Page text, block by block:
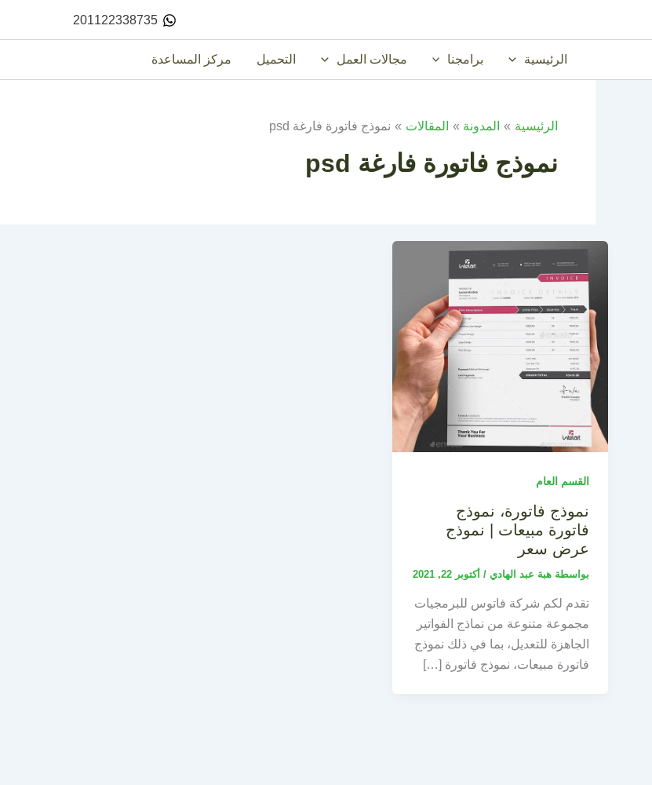
201122338735
الرئيسية برامجنا مجالات العمل التحميل مركز المساعدة
الرئيسية المدونة المقالات نموذج فاتورة فارغة psd
نموذج فاتورة فارغة psd
القسم العام
نموذج فاتورة، نموذج
فاتورة مبيعات | نموذج
عرض سعر
بواسطة هبة عبد الهادي / أكتوبر 22, 2021
تقدم لكم شركة فاتوس للبرمجيات
مجموعة متنوعة من نماذج الفواتير
الجاهزة للتعديل، بما في ذلك نموذج
فاتورة مبيعات، نموذج فاتورة […]